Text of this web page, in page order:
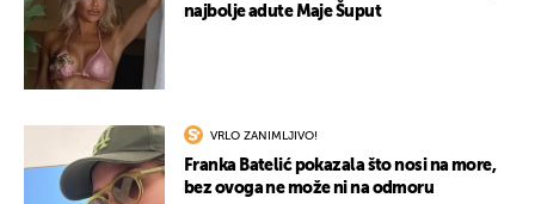
najbolje adute Maje Šuput
VRLO ZANIMLJIVO!
Franka Batelić pokazala što nosi na more,
bez ovoga ne može ni na odmoru